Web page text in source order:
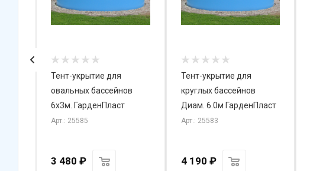
Тент-укрытие для
овальных бассейнов
6х3м. ГарденПласт
Арт.: 25585
3 480 ₽
Тент-укрытие для
круглых бассейнов
Диам. 6.0м ГарденПласт
Арт.: 25583
4 190 ₽